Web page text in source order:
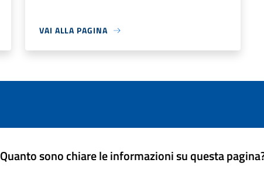
VAI ALLA PAGINA
Quanto sono chiare le informazioni su questa